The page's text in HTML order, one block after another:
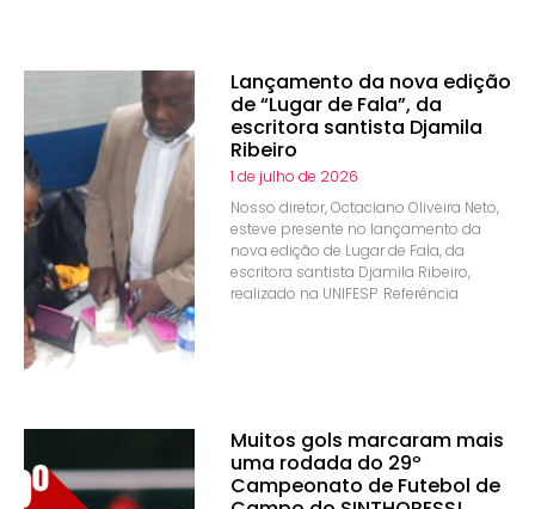
Lançamento da nova edição
de “Lugar de Fala”, da
escritora santista Djamila
Ribeiro
1 de julho de 2026
Nosso diretor, Octaciano Oliveira Neto,
esteve presente no lançamento da
nova edição de Lugar de Fala, da
escritora santista Djamila Ribeiro,
realizado na UNIFESP. Referência
Muitos gols marcaram mais
uma rodada do 29º
Campeonato de Futebol de